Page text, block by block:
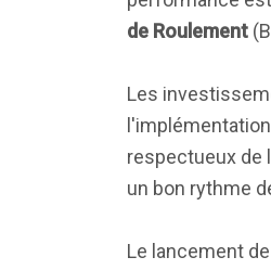
de Roulement
Les
respectueux de
un bon rythme
Le lancement